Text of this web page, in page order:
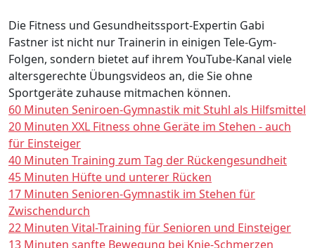
Die Fitness und Gesundheitssport-Expertin Gabi
Fastner ist nicht nur Trainerin in einigen Tele-Gym-
Folgen, sondern bietet auf ihrem YouTube-Kanal viele
altersgerechte Übungsvideos an, die Sie ohne
Sportgeräte zuhause mitmachen können.
60 Minuten Seniroen-Gymnastik mit Stuhl als Hilfsmittel
20 Minuten XXL Fitness ohne Geräte im Stehen - auch
für Einsteiger
40 Minuten Training zum Tag der Rückengesundheit
45 Minuten Hüfte und unterer Rücken
17 Minuten Senioren-Gymnastik im Stehen für
Zwischendurch
22 Minuten Vital-Training für Senioren und Einsteiger
13 Minuten sanfte Bewegung bei Knie-Schmerzen